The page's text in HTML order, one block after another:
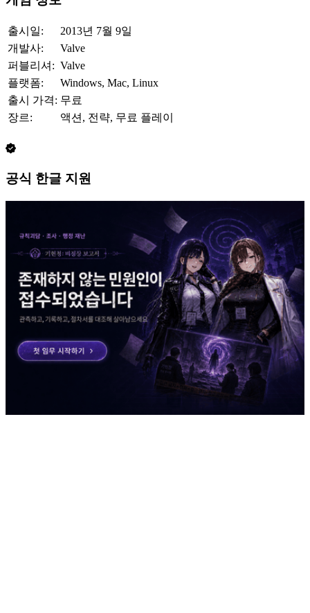
출시일:
2013년 7월 9일
개발사:
Valve
퍼블리셔: Valve
플랫폼:
Windows, Mac, Linux
출시 가격: 무료
장르:
액션, 전략, 무료 플레이
공식 한글 지원